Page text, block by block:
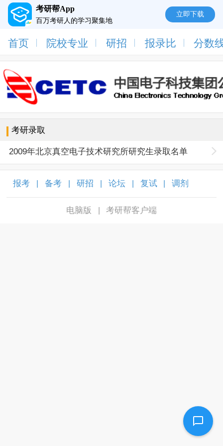
考研帮App
百万考研人的学习聚集地
立即下载
首页 院校专业 研招 报录比 分数
考研录取
2009年北京真空电子技术研究所研究生录取名单
报考 备考 研招 论坛 复试 调剂
电脑版 考研帮客户端